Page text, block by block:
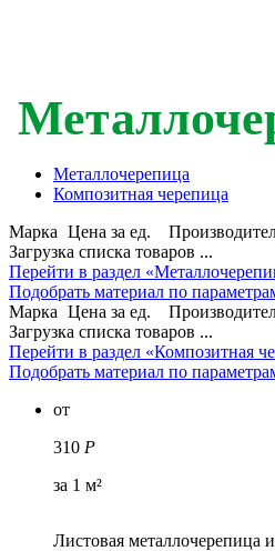
Металлочерепица
Композитная черепица
Марка Цена за ед.
Загрузка списка товаров ...
Перейти в раздел
Подобрать материал по
Марка Цена за ед.
Загрузка списка товаров ...
Перейти в раздел «Композитная
Подобрать материал по
от
310 Р
за 1 м²
Листовая металлочерепица